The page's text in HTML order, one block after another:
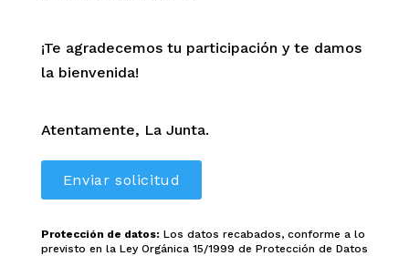
¡Te agradecemos tu participación y te damos
la bienvenida!
Atentamente, La Junta.
Protección de datos: Los datos recabados, conforme a lo
previsto en la Ley Orgánica 15/1999 de Protección de Datos